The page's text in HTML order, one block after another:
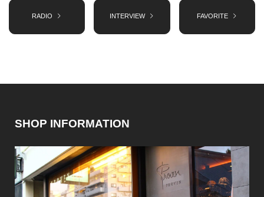
RADIO INTERVIEW FAVORITE
SHOP INFORMATION